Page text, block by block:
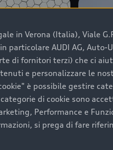
in Verona (Italia), Viale
particolare AUDI AG,
di fornitori terzi) che ci
e personalizzare le
è possibile gestire
di cookie sono
Performance e
si prega di fare